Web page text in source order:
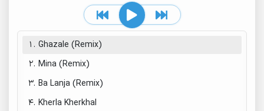
1. Ghazale (Remix)
2. Mina (Remix)
3. Ba Lanja (Remix)
4. Kherla Kherkhal